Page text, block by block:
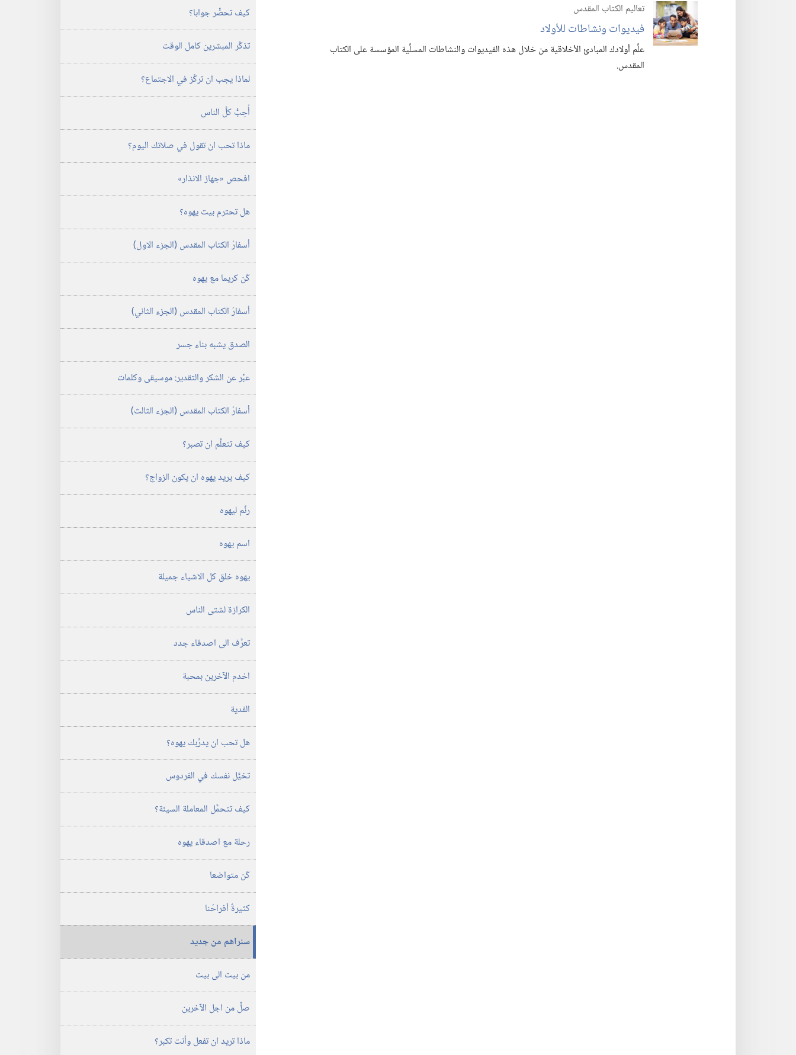
تعاليم الكتاب المقدس
فيديوات ونشاطات للأولاد
علِّم أولادك المبادئ الأخلاقية من خلال هذه الفيديوات والنشاطات المسلِّية المؤسسة على الكتاب
المقدس.‏
كيف تحضِّر جوابا؟‏
تذكَّر المبشرين كامل الوقت
لماذا يجب ان تركِّز في الاجتماع؟‏
أُحِبُّ كلَّ الناس
ماذا تحب ان تقول في صلاتك اليوم؟‏
افحص «جهاز الانذار»‏
هل تحترم بيت يهوه؟‏
أسفارُ الكتاب المقدس (‏الجزء الاول)‏
كُن كريما مع يهوه
أسفارُ الكتاب المقدس (‏الجزء الثاني)‏
الصدق يشبه بناء جسر
عبِّر عن الشكر والتقدير:‏ موسيقى وكلمات
أسفارُ الكتاب المقدس (‏الجزء الثالث)‏
كيف تتعلَّم ان تصبر؟‏
كيف يريد يهوه ان يكون الزواج؟‏
رنِّم ليهوه
اسم يهوه
يهوه خلق كل الاشياء جميلة
الكرازة لشتى الناس
تعرَّف الى اصدقاء جدد
اخدم الآخرين بمحبة
الفدية
هل تحب ان يدرِّبك يهوه؟‏
تخيَّل نفسك في الفردوس
كيف تتحمَّل المعاملة السيئة؟‏
رحلة مع اصدقاء يهوه
كُن متواضعا
كثيرةٌ أفراحُنا
سنراهم من جديد
من بيت الى بيت
صلِّ من اجل الآخرين
ماذا تريد ان تفعل وأنت تكبر؟‏